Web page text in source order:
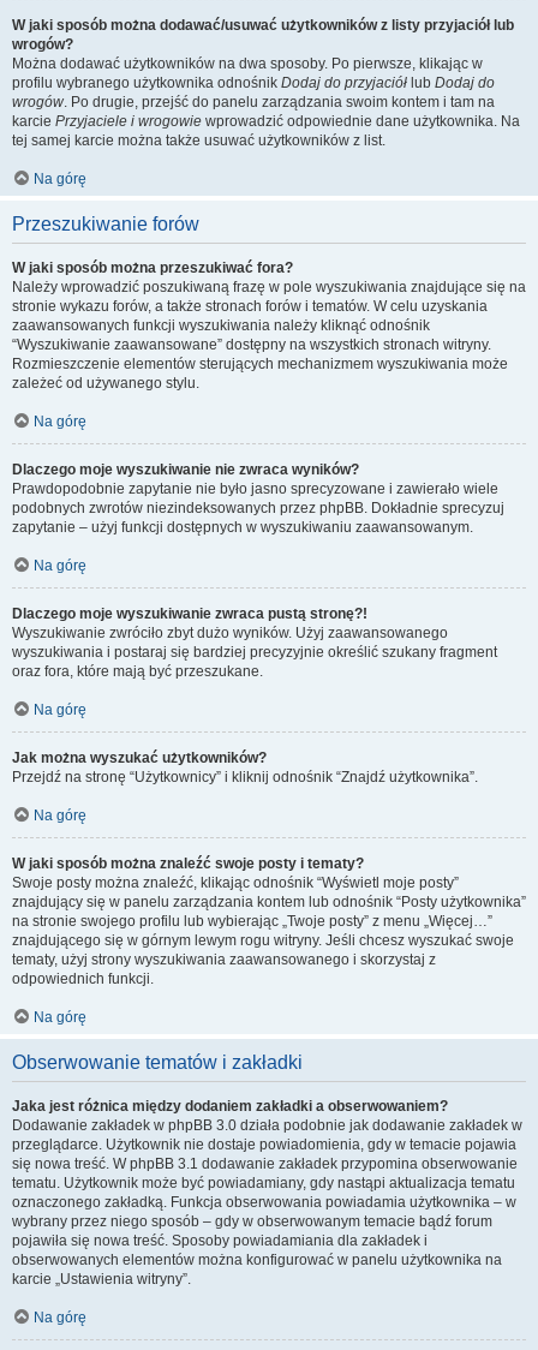
W jaki sposób można dodawać/usuwać użytkowników z listy przyjaciół lub
wrogów?
Można dodawać użytkowników na dwa sposoby. Po pierwsze, klikając w
profilu wybranego użytkownika odnośnik Dodaj do przyjaciół lub Dodaj do
wrogów. Po drugie, przejść do panelu zarządzania swoim kontem i tam na
karcie Przyjaciele i wrogowie wprowadzić odpowiednie dane użytkownika. Na
tej samej karcie można także usuwać użytkowników z list.
Na górę
Przeszukiwanie forów
W jaki sposób można przeszukiwać fora?
Należy wprowadzić poszukiwaną frazę w pole wyszukiwania znajdujące się na
stronie wykazu forów, a także stronach forów i tematów. W celu uzyskania
zaawansowanych funkcji wyszukiwania należy kliknąć odnośnik
“Wyszukiwanie zaawansowane” dostępny na wszystkich stronach witryny.
Rozmieszczenie elementów sterujących mechanizmem wyszukiwania może
zależeć od używanego stylu.
Na górę
Dlaczego moje wyszukiwanie nie zwraca wyników?
Prawdopodobnie zapytanie nie było jasno sprecyzowane i zawierało wiele
podobnych zwrotów niezindeksowanych przez phpBB. Dokładnie sprecyzuj
zapytanie – użyj funkcji dostępnych w wyszukiwaniu zaawansowanym.
Na górę
Dlaczego moje wyszukiwanie zwraca pustą stronę?!
Wyszukiwanie zwróciło zbyt dużo wyników. Użyj zaawansowanego
wyszukiwania i postaraj się bardziej precyzyjnie określić szukany fragment
oraz fora, które mają być przeszukane.
Na górę
Jak można wyszukać użytkowników?
Przejdź na stronę “Użytkownicy” i kliknij odnośnik “Znajdź użytkownika”.
Na górę
W jaki sposób można znaleźć swoje posty i tematy?
Swoje posty można znaleźć, klikając odnośnik “Wyświetl moje posty”
znajdujący się w panelu zarządzania kontem lub odnośnik “Posty użytkownika”
na stronie swojego profilu lub wybierając „Twoje posty” z menu „Więcej…”
znajdującego się w górnym lewym rogu witryny. Jeśli chcesz wyszukać swoje
tematy, użyj strony wyszukiwania zaawansowanego i skorzystaj z
odpowiednich funkcji.
Na górę
Obserwowanie tematów i zakładki
Jaka jest różnica między dodaniem zakładki a obserwowaniem?
Dodawanie zakładek w phpBB 3.0 działa podobnie jak dodawanie zakładek w
przeglądarce. Użytkownik nie dostaje powiadomienia, gdy w temacie pojawia
się nowa treść. W phpBB 3.1 dodawanie zakładek przypomina obserwowanie
tematu. Użytkownik może być powiadamiany, gdy nastąpi aktualizacja tematu
oznaczonego zakładką. Funkcja obserwowania powiadamia użytkownika – w
wybrany przez niego sposób – gdy w obserwowanym temacie bądź forum
pojawiła się nowa treść. Sposoby powiadamiania dla zakładek i
obserwowanych elementów można konfigurować w panelu użytkownika na
karcie „Ustawienia witryny”.
Na górę